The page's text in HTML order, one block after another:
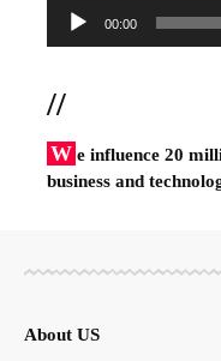
00:00
//
W e influence 20
business and
About US